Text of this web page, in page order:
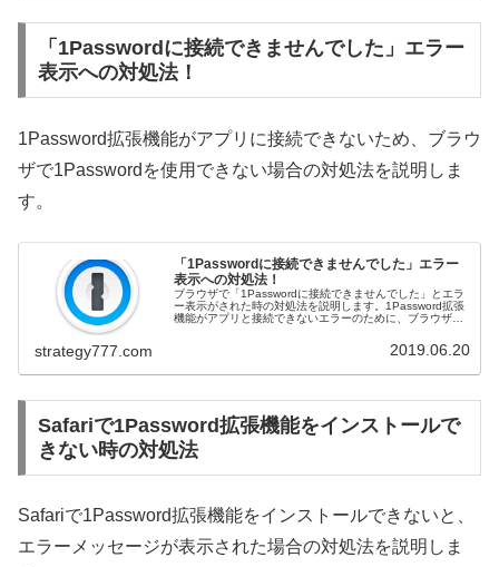
「1Passwordに接続できませんでした」エラー
表示への対処法！
1Password拡張機能がアプリに接続できないため、ブラウ
ザで1Passwordを使用できない場合の対処法を説明しま
す。
「1Passwordに接続できませんでした」エラー
表示への対処法！
ブラウザで「1Passwordに接続できませんでした」とエラ
ー表示がされた時の対処法を説明します。1Password拡張
機能がアプリと接続できないエラーのために、ブラウザで
strategy777.com 2019.06.20
Safariで1Password拡張機能をインストールで
きない時の対処法
Safariで1Password拡張機能をインストールできないと、
エラーメッセージが表示された場合の対処法を説明しま